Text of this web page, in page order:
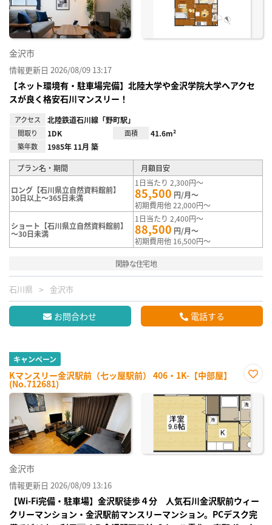
金沢市
情報更新日 2026/08/09 13:17
【ネット環境有・駐車場完備】北陸大学や金沢学院大学へアクセ
スが良く格安石川マンスリー！
アクセス 北陸鉄道石川線「野町駅」
間取り 1DK 面積 41.6m²
築年数 1985年 11月 築
プラン名・期間 月額目安
ロング【石川県立自然資料館前】
30日以上～365日未満
1日当たり 2,300円～
85,500 円/月～
初期費用他 22,000円～
ショート【石川県立自然資料館前】
～30日未満
1日当たり 2,400円～
88,500 円/月～
初期費用他 16,500円～
閑静な住宅地
石川県 金沢市
お問合わせ 電話する
キャンペーン
Kマンスリー金沢駅前（七ッ屋駅前） 406・1K-【中部屋】
(No.712681)
に入
り登
録
金沢市
情報更新日 2026/08/09 13:16
【Wi-Fi完備・駐車場】金沢駅徒歩４分 人気石川金沢駅前ウィー
クリーマンション・金沢駅前マンスリーマンション。PCデスク完